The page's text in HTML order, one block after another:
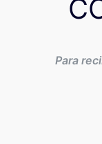
Para